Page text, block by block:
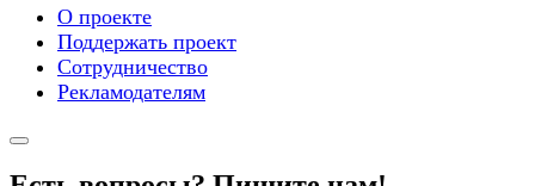
О проекте
Поддержать проект
Сотрудничество
Рекламодателям